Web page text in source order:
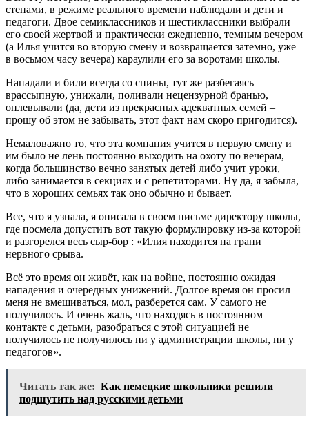
стенами, в режиме реального времени наблюдали и дети и
педагоги. Двое семиклассников и шестиклассники выбрали
его своей жертвой и практически ежедневно, темным вечером
(а Илья учится во вторую смену и возвращается затемно, уже
в восьмом часу вечера) караулили его за воротами школы.
Нападали и били всегда со спины, тут же разбегаясь
врассыпную, унижали, поливали нецензурной бранью,
оплевывали (да, дети из прекрасных адекватных семей –
прошу об этом не забывать, этот факт нам скоро пригодится).
Немаловажно то, что эта компания учится в первую смену и
им было не лень постоянно выходить на охоту по вечерам,
когда большинство вечно занятых детей либо учит уроки,
либо занимается в секциях и с репетиторами. Ну да, я забыла,
что в хороших семьях так оно обычно и бывает.
Все, что я узнала, я описала в своем письме директору школы,
где посмела допустить вот такую формулировку из-за которой
и разгорелся весь сыр-бор : «Илия находится на грани
нервного срыва.
Всё это время он живёт, как на войне, постоянно ожидая
нападения и очередных унижений. Долгое время он просил
меня не вмешиваться, мол, разберется сам. У самого не
получилось. И очень жаль, что находясь в постоянном
контакте с детьми, разобраться с этой ситуацией не
получилось не получилось ни у администрации школы, ни у
педагогов».
Читать так же: Как немецкие школьники решили
подшутить над русскими детьми